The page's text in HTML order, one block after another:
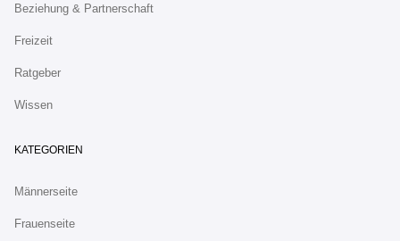
Beziehung & Partnerschaft
Freizeit
Ratgeber
Wissen
KATEGORIEN
Männerseite
Frauenseite